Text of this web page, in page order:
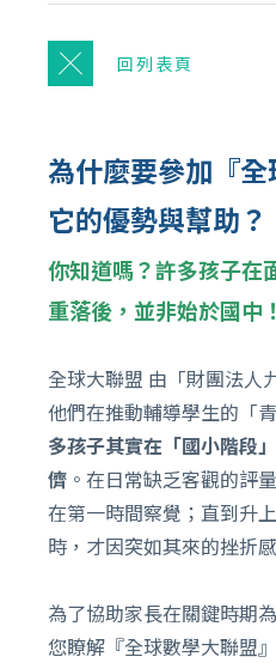
回列表頁
為什麼要參加『
它的優勢與幫助？
你知道嗎？許多孩子在
重落後，並非始於國中！
全球大聯盟 由「財團法人
他們在推動輔導學生的「
多孩子其實在「國小階段
儕 。在日常缺乏客觀的評
在第一時間察覺；直到升
時，才因突如其來的挫折
為了協助家長在關鍵時期
您瞭解『全球數學大聯盟